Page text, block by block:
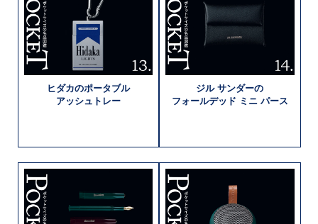
ヒダカのポータブル
アッシュトレー
ジル サンダーの
フォールデッド ミニ パース